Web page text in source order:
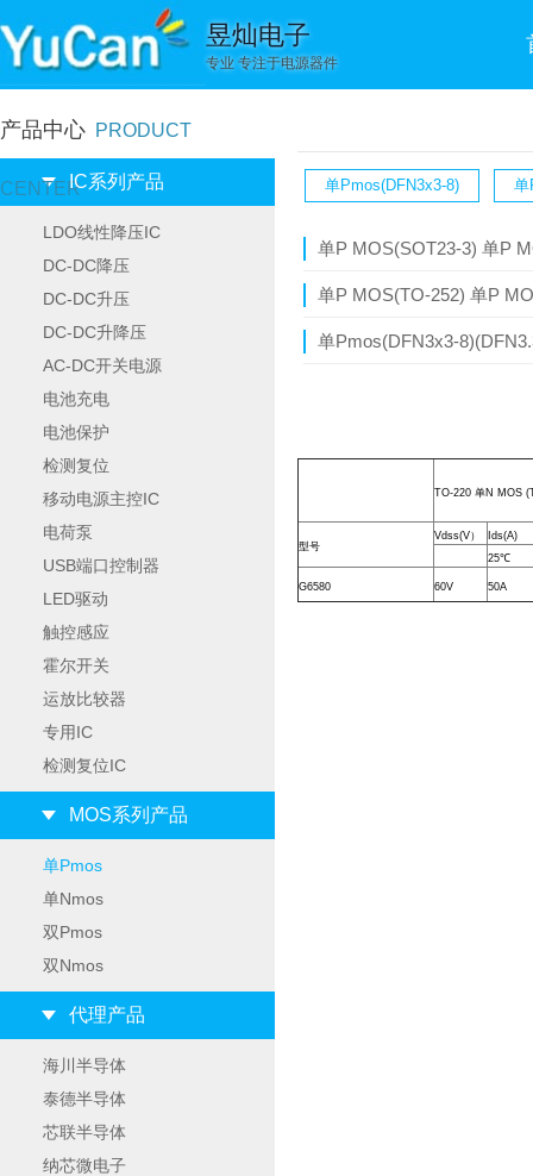
昱灿电子
专业 专注于电源器件
产品中心 PRODUCT
CENTERIC系列产品
LDO线性降压IC
DC-DC降压
DC-DC升压
DC-DC升降压
AC-DC开关电源
电池充电
电池保护
检测复位
移动电源主控IC
电荷泵
USB端口控制器
LED驱动
触控感应
霍尔开关
运放比较器
专用IC
检测复位IC
MOS系列产品
单Pmos
单Nmos
双Pmos
双Nmos
代理产品
海川半导体
泰德半导体
芯联半导体
纳芯微电子
单Pmos(DFN3x3-8) 单
单P MOS(SOT23-3) 单P
单P MOS(TO-252) 单P
单Pmos(DFN3x3-
TO-220 单N MOS
型号
Vdss(V）
Ids(A)
25℃
G6580 60V 50A